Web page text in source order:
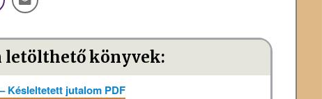
letölthető könyvek:
Késleltetett jutalom PDF